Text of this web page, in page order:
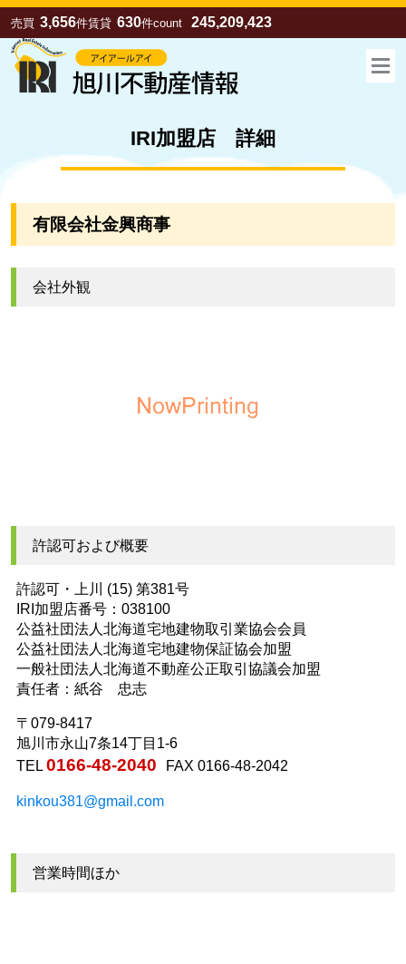
売買 3,656件賃貸 630件count 245,209,423
IRI加盟店 詳細
有限会社金興商事
会社外観
許認可および概要
許認可・上川 (15) 第381号
IRI加盟店番号：038100
公益社団法人北海道宅地建物取引業協会会員
公益社団法人北海道宅地建物保証協会加盟
一般社団法人北海道不動産公正取引協議会加盟
責任者：紙谷 忠志
〒079-8417
旭川市永山7条14丁目1-6
TEL 0166-48-2040 FAX 0166-48-2042
kinkou381@gmail.com
営業時間ほか